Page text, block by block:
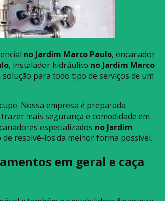
no Jardim Marco Paulo, encanador
, instalador hidráulico no Jardim Marco
solução para todo tipo de serviços de um
Nossa empresa é preparada
mais segurança e comodidade em
especializados no Jardim
resolvê-los da melhor forma possível.
em geral e caça